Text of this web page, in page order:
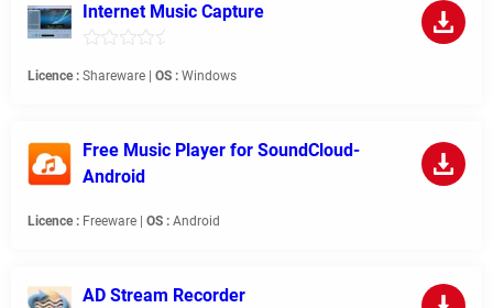
Internet Music Capture
Licence : Shareware | OS : Windows
Free Music Player for SoundCloud-
Android
Licence : Freeware | OS : Android
AD Stream Recorder